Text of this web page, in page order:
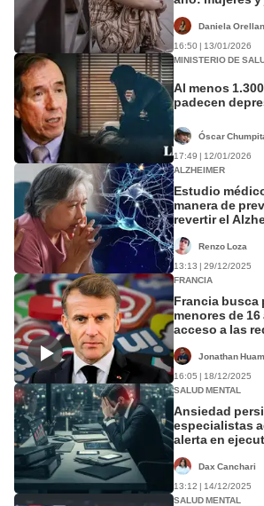
Daniela
16:50 | 13/01/2026
MINISTERIO DE
Al menos
padecen
Óscar
17:49 | 12/01/2026
ALZHEIMER
Estudio
manera de
revertir el
Renzo Loza
13:13 | 29/12/2025
FRANCIA
Francia busca
menores de
acceso a las
Jonathan
16:05 | 18/12/2025
SALUD MENTAL
Ansiedad
especialistas
alerta en
Dax Canchari
13:12 | 14/12/2025
SALUD MENTAL